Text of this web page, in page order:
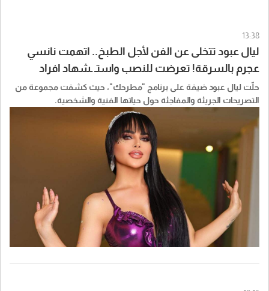
13:38
ليال عبود تتخلى عن الفن لأجل الطبخ.. اتهمت نانسي
عجرم بالسرقة! تعرضت للنصب واستـ ـشهاد افراد
عائلتها
حلّت ليال عبود ضيفة على برنامج "مطرحك"، حيث كشفت مجموعة من
التصريحات الجريئة والمفاجئة حول حياتها الفنية والشخصية.